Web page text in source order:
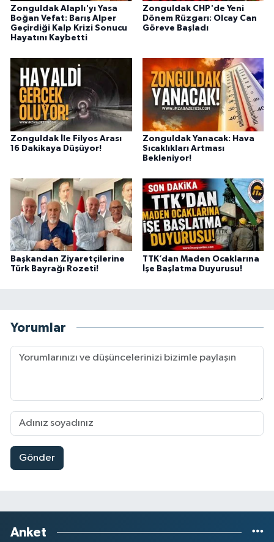
Zonguldak Alaplı'yı Yasa
Boğan Vefat: Barış Alper
Geçirdiği Kalp Krizi Sonucu
Hayatını Kaybetti
Zonguldak CHP'de Yeni
Dönem Rüzgarı: Olcay Can
Göreve Başladı
Zonguldak İle Filyos Arası
16 Dakikaya Düşüyor!
Zonguldak Yanacak: Hava
Sıcaklıkları Artması
Bekleniyor!
Başkandan Ziyaretçilerine
Türk Bayrağı Rozeti!
TTK’dan Maden Ocaklarına
İşe Başlatma Duyurusu!
Yorumlar
Gönder
Anket